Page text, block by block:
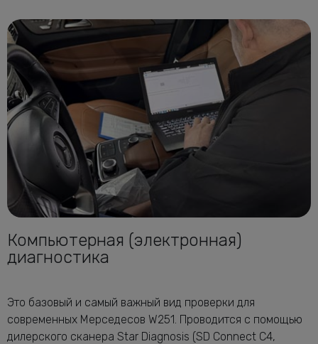
Компьютерная (электронная)
диагностика
Это базовый и самый важный вид проверки для
современных Мерседесов W251. Проводится с помощью
дилерского сканера Star Diagnosis (SD Connect C4,